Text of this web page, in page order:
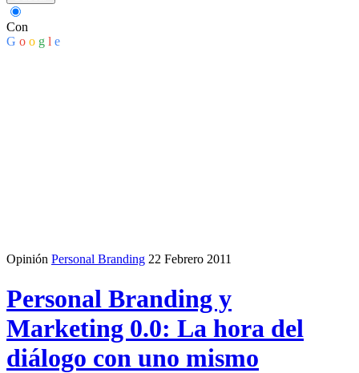
Con
G o o g l e
Opinión Personal Branding 22 Febrero 2011
Personal Branding y
Marketing 0.0: La hora del
diálogo con uno mismo